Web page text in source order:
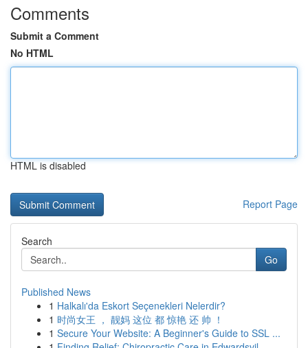
Comments
Submit a Comment
No HTML
HTML is disabled
Report Page
Search
Go
Published News
1 Halkalı'da Eskort Seçenekleri Nelerdir?
1 时尚女王 ， 靓妈 这位 都 惊艳 还 帅 ！
1 Secure Your Website: A Beginner's Guide to SSL ...